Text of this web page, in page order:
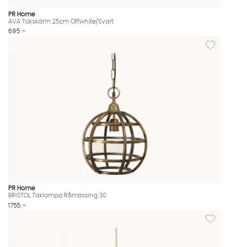
PR Home
AVA Takskärm 25cm Offwhite/Svart
695 :-
Lägg
PR Home
BRISTOL Taklampa Råmässing 30
1755 :-
Lägg